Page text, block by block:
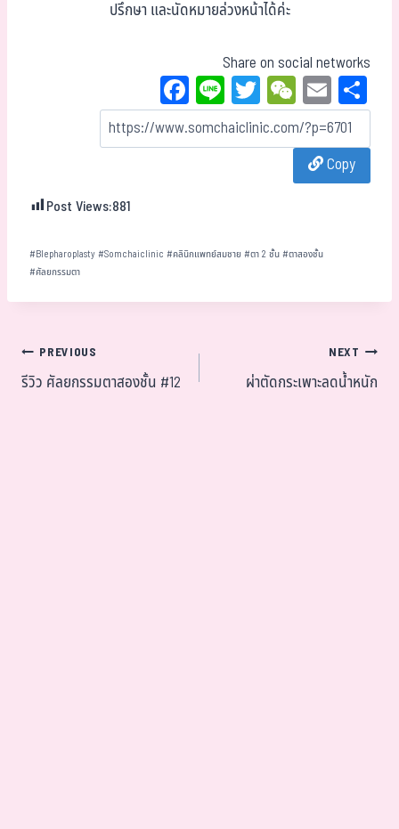
ปรึกษา และนัดหมายล่วงหน้าได้ค่ะ
Share on social networks
Fa
ce
bo
Li
ne
T
wi
tt
W
eC
ha
t
E
m
ail
Copy
Post Views:881
#Blepharoplasty#Somchaiclinic #คลินิกแพทย์สมชาย #ตา 2 ชั้น#ตาสองชั้น
#ศัลยกรรมตา
PREVIOUS
รีวิว ศัลยกรรมตาสองชั้น #12
NEXT
ผ่าตัดกระเพาะลดน้ำหนัก